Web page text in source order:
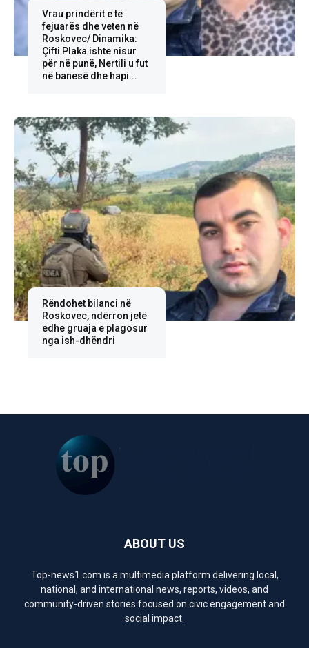
Vrau prindërit e të
fejuarës dhe veten në
Roskovec/ Dinamika:
Çifti Plaka ishte nisur
për në punë, Nertili u fut
në banesë dhe hapi...
Rëndohet bilanci në
Roskovec, ndërron jetë
edhe gruaja e plagosur
nga ish-dhëndri
ABOUT US
Top-news1.com is a multimedia platform delivering local,
national, and international news, reports, videos, and
community-driven stories focused on civic engagement and
social impact.